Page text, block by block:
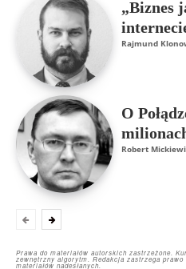
„Biznes
Rajmund
O
Robert
Prawa do materiałów autorskich zastrzeżone.
zewnętrzny algorytm. Redakcja zastrzega
materiałów nadesłanych.